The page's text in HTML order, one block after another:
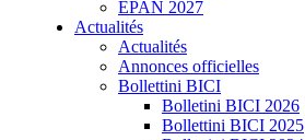
EPAN 2027
Actualités
Actualités
Annonces officielles
Bollettini BICI
Bolletini BICI 2026
Bollettini BICI 2025